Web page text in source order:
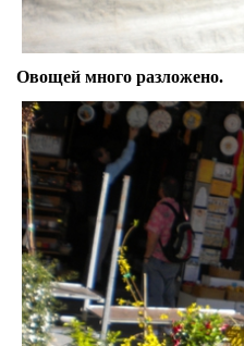
Овощей много разложено.